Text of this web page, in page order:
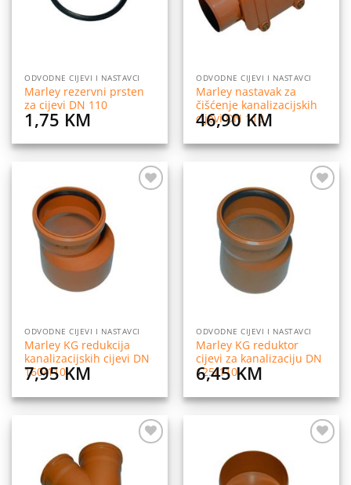
ODVODNE CIJEVI I NASTAVCI
Marley rezervni prsten
za cijevi DN 110
1,75 KM
ODVODNE CIJEVI I NASTAVCI
Marley nastavak za
čišćenje kanalizacijskih
cijevi DN 110
46,90KM
ODVODNE CIJEVI I NASTAVCI
Marley KG redukcija
kanalizacijskih cijevi DN
160/110
7,95KM
ODVODNE CIJEVI I NASTAVCI
Marley KG reduktor
cijevi za kanalizaciju DN
125/110
6,45KM